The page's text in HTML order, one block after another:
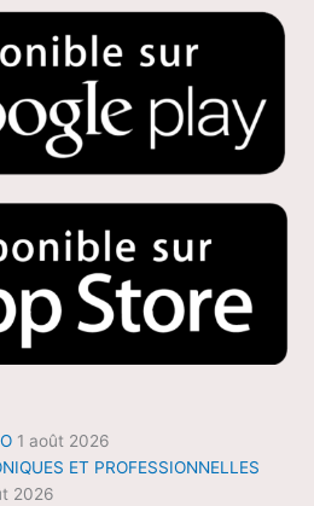
1 août 2026
ET PROFESSIONNELLES
2026